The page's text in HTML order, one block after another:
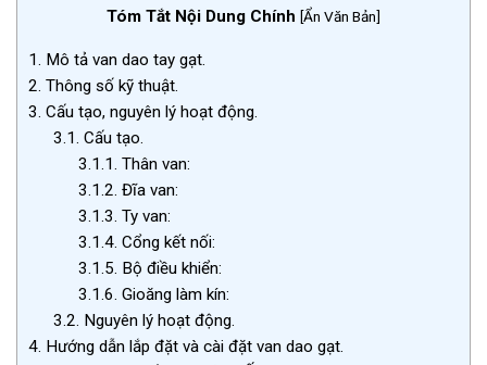
Tóm Tắt Nội Dung Chính [Ẩn Văn Bản]
1. Mô tả van dao tay gạt.
2. Thông số kỹ thuật.
3. Cấu tạo, nguyên lý hoạt động.
3.1. Cấu tạo.
3.1.1. Thân van:
3.1.2. Đĩa van:
3.1.3. Ty van:
3.1.4. Cổng kết nối:
3.1.5. Bộ điều khiển:
3.1.6. Gioăng làm kín:
3.2. Nguyên lý hoạt động.
4. Hướng dẫn lắp đặt và cài đặt van dao gạt.